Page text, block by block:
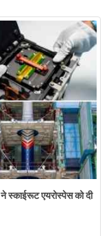
एयरोस्पेस को दी